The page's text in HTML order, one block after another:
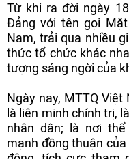
Từ khi ra đời ngày
Đảng với tên gọi
Nam, trải qua nhiều
thức tổ chức khác
tượng sáng ngời của
Ngày nay, MTTQ
là liên minh chính trị,
nhân dân; là nơi
mạnh đồng thuận